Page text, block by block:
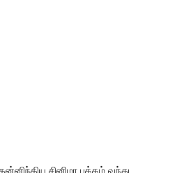
சினிமா பக்கம் வந்து